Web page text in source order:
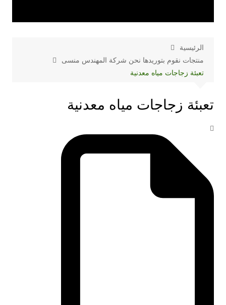
الرئيسية
منتجات نقوم بتوريدها نحن شركة المهندس منسى
تعبئة زجاجات مياه معدنية
تعبئة زجاجات مياه معدنية